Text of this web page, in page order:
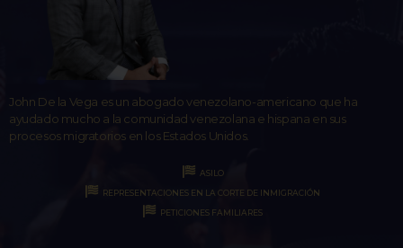
John De la Vega es un abogado venezolano-americano que ha
ayudado mucho a la comunidad venezolana e hispana en sus
procesos migratorios en los Estados Unidos.
ASILO
REPRESENTACIONES EN LA CORTE DE INMIGRACIÓN
PETICIONES FAMILIARES